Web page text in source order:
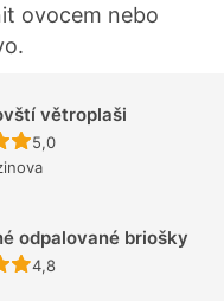
ovocem nebo
větroplaši
Recept ještě nebyl
5,0
odpalované briošky
Recept ještě nebyl
4,8